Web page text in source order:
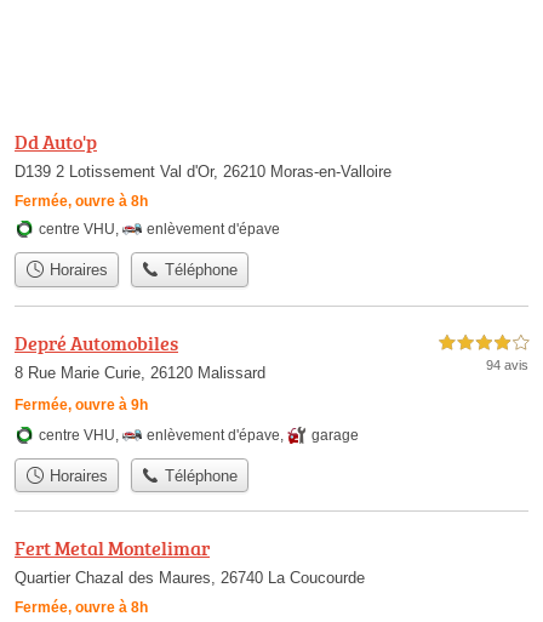
Dd Auto'p
D139 2 Lotissement Val d'Or, 26210 Moras-en-Valloire
Fermée, ouvre à 8h
centre VHU, enlèvement d'épave
Horaires Téléphone
Depré Automobiles
8 Rue Marie Curie, 26120 Malissard
Fermée, ouvre à 9h
4,0 étoiles sur 5
94 avis
centre VHU enlèvement d'épave garage
Horaires Téléphone
Fert Metal Montelimar
Quartier Chazal des Maures, 26740 La Coucourde
Fermée, ouvre à 8h